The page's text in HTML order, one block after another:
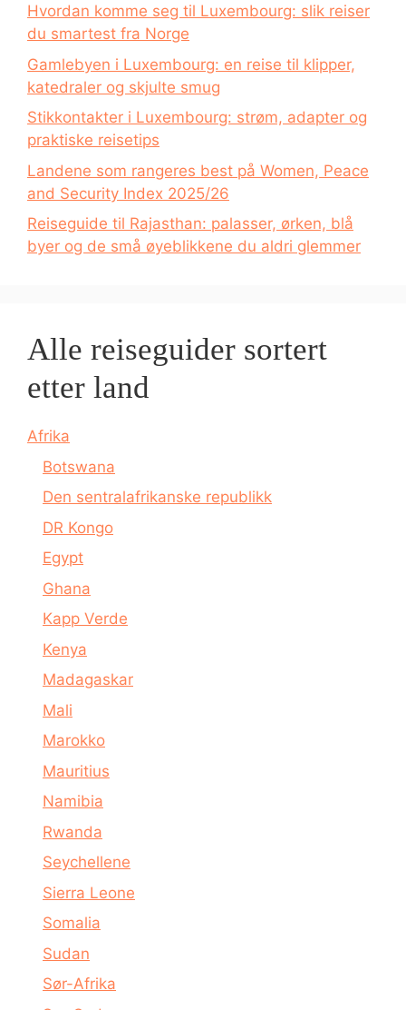
Hvordan komme seg til Luxembourg: slik reiser
du smartest fra Norge
Gamlebyen i Luxembourg: en reise til klipper,
katedraler og skjulte smug
Stikkontakter i Luxembourg: strøm, adapter og
praktiske reisetips
Landene som rangeres best på Women, Peace
and Security Index 2025/26
Reiseguide til Rajasthan: palasser, ørken, blå
byer og de små øyeblikkene du aldri glemmer
Alle reiseguider sortert
etter land
Afrika
Botswana
Den sentralafrikanske republikk
DR Kongo
Egypt
Ghana
Kapp Verde
Kenya
Madagaskar
Mali
Marokko
Mauritius
Namibia
Rwanda
Seychellene
Sierra Leone
Somalia
Sudan
Sør-Afrika